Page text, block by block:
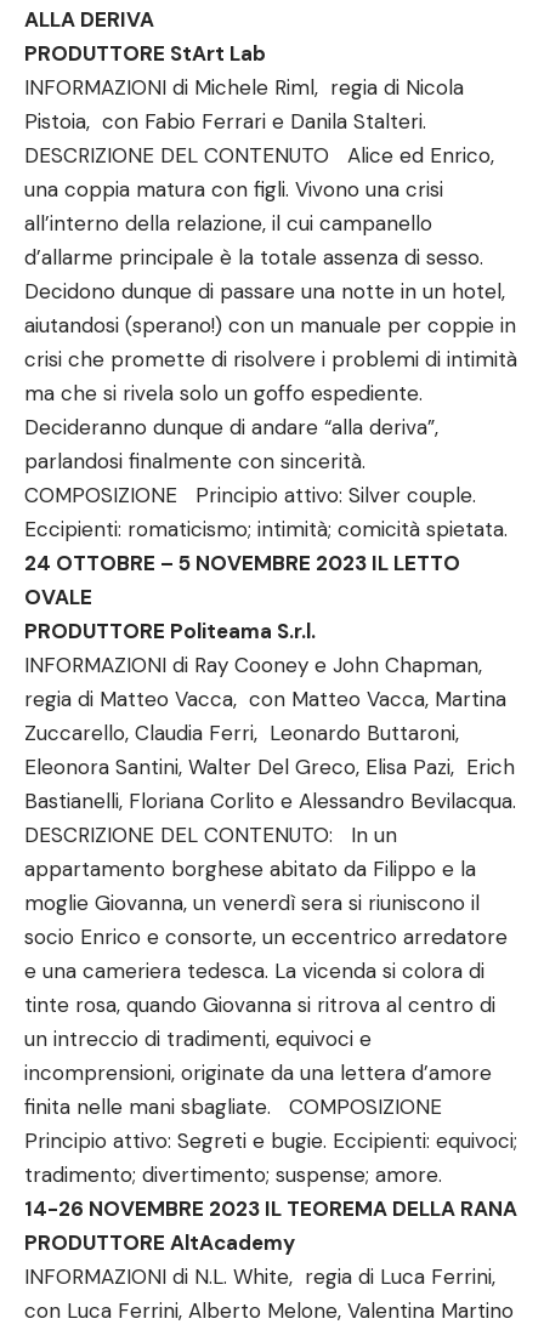
ALLA DERIVA
PRODUTTORE StArt Lab
INFORMAZIONI di Michele Riml, regia di Nicola
Pistoia, con Fabio Ferrari e Danila Stalteri.
DESCRIZIONE DEL CONTENUTO Alice ed Enrico,
una coppia matura con figli. Vivono una crisi
all’interno della relazione, il cui campanello
d’allarme principale è la totale assenza di sesso.
Decidono dunque di passare una notte in un hotel,
aiutandosi (sperano!) con un manuale per coppie in
crisi che promette di risolvere i problemi di intimità
ma che si rivela solo un goffo espediente.
Decideranno dunque di andare “alla deriva”,
parlandosi finalmente con sincerità.
COMPOSIZIONE Principio attivo: Silver couple.
Eccipienti: romaticismo; intimità; comicità spietata.
24 OTTOBRE – 5 NOVEMBRE 2023 IL LETTO
OVALE
PRODUTTORE Politeama S.r.l.
INFORMAZIONI di Ray Cooney e John Chapman,
regia di Matteo Vacca, con Matteo Vacca, Martina
Zuccarello, Claudia Ferri, Leonardo Buttaroni,
Eleonora Santini, Walter Del Greco, Elisa Pazi, Erich
Bastianelli, Floriana Corlito e Alessandro Bevilacqua.
DESCRIZIONE DEL CONTENUTO: In un
appartamento borghese abitato da Filippo e la
moglie Giovanna, un venerdì sera si riuniscono il
socio Enrico e consorte, un eccentrico arredatore
e una cameriera tedesca. La vicenda si colora di
tinte rosa, quando Giovanna si ritrova al centro di
un intreccio di tradimenti, equivoci e
incomprensioni, originate da una lettera d’amore
finita nelle mani sbagliate. COMPOSIZIONE
Principio attivo: Segreti e bugie. Eccipienti: equivoci;
tradimento; divertimento; suspense; amore.
14-26 NOVEMBRE 2023 IL TEOREMA DELLA RANA
PRODUTTORE AltAcademy
INFORMAZIONI di N.L. White, regia di Luca Ferrini,
con Luca Ferrini, Alberto Melone, Valentina Martino